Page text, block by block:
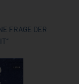
FRAGE DER